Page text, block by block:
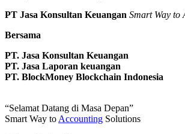
PT Jasa Konsultan Keuangan Smart Way to
Bersama
PT. Jasa Konsultan Keuangan
PT. Jasa Laporan keuangan
PT. BlockMoney Blockchain Indonesia
“Selamat Datang di Masa Depan”
Smart Way to Accounting Solutions